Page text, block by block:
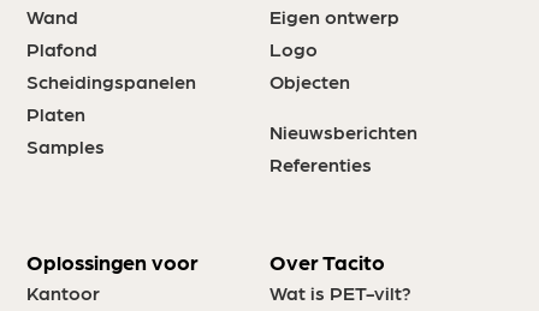
Wand
Plafond
Scheidingspanelen
Platen
Samples
Eigen ontwerp
Logo
Objecten
Nieuwsberichten
Referenties
Oplossingen voor
Kantoor
Over Tacito
Wat is PET-vilt?